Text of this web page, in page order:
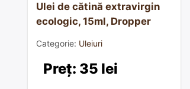
Ulei de cătină extravirgin
ecologic, 15ml, Dropper
Categorie: Uleiuri
Preț: 35 lei